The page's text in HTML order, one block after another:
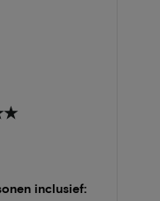
inclusief: